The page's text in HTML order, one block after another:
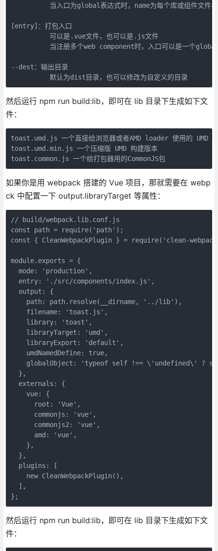
当入口为global表达式时，name为每个库或组件文件
[entry]：打包入口
          可以是.vue文件，也可以是.js文件
当注册多个web component时，入口可以是一个
--dest：输出目录
          默认为dist目录，也可以修改为自定义的目录
然后运行 npm run build:lib，即可在 lib 目录下生成如下文
件：
toast.umd.js 一个直接给浏览器或者AMD loader 使用的 UMD
toast.umd.min.js 一个压缩版 UMD 构建版本
toast.common.js 一个给打包器用的CommonJS包
如果你是用 webpack 搭建的 Vue 项目，那就需要在 webp
ck 中配置一下 output.libraryTarget 等属性：
// build/webpack.lib.conf.js
const path = require('path');
const { CleanWebpackPlugin } = require('clean-
module.exports = {
  mode: 'production',
  entry: './src/components/index.js',
  output: {
    path: path.resolve(__dirname, '../lib'),
    filename: 'toast.js',
    library: 'toast',
    libraryTarget: 'umd',
    libraryExport: 'default',
    umdNamedDefine: true,
globalObject: 'typeof self !== \'undefined\' ?
  },
  externals: {
    vue: {
      root: 'Vue',
      commonjs: 'vue',
      commonjs2: 'vue',
      amd: 'vue',
    },
  },
  plugins: [
    new CleanWebpackPlugin(),
  ],
};
然后运行 npm run build:lib，即可在 lib 目录下生成如下文
件：